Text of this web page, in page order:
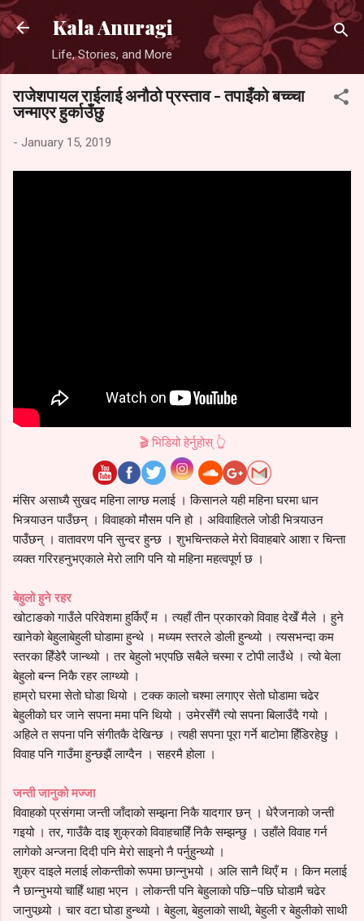
Skip to main content
Kala Anuragi
Life, Stories, and More
राजेशपायल राईलाई अनौठो प्रस्ताव - तपाइँको बच्च्चा
जन्माएर हुर्काउँछु
- January 15, 2019
🎬 भिडियो हेर्नुहोस् 👆
मंसिर असाध्यै सुखद महिना लाग्छ मलाई । किसानले यही महिना घरमा धान
भित्र्याउन पाउँछन् । विवाहको मौसम पनि हो । अविवाहितले जोडी भित्र्याउन
पाउँछन् । वातावरण पनि सुन्दर हुन्छ । शुभचिन्तकले मेरो विवाहबारे आशा र चिन्ता
व्यक्त गरिरहनुभएकाले मेरो लागि पनि यो महिना महत्वपूर्ण छ ।
बेहुलो हुने रहर
खोटाङको गाउँले परिवेशमा हुर्किएँ म । त्यहाँ तीन प्रकारको विवाह देखेँ मैले । हुने
खानेको बेहुलाबेहुली घोडामा हुन्थे । मध्यम स्तरले डोली हुन्थ्यो । त्यसभन्दा कम
स्तरका हिँडेरै जान्थ्यो । तर बेहुलो भएपछि सबैले चस्मा र टोपी लाउँथे । त्यो बेला
बेहुलो बन्न निकै रहर लाग्थ्यो ।
हाम्रो घरमा सेतो घोडा थियो । टक्क कालो चश्मा लगाएर सेतो घोडामा चढेर
बेहुलीको घर जाने सपना ममा पनि थियो । उमेरसँगै त्यो सपना बिलाउँदै गयो ।
अहिले त सपना पनि संगीतकै देखिन्छ । त्यही सपना पूरा गर्ने बाटोमा हिँडिरहेछु ।
विवाह पनि गाउँमा हुन्छझैं लाग्दैन । सहरमै होला ।
जन्ती जानुको मज्जा
विवाहको प्रसंगमा जन्ती जाँदाको सम्झना निकै यादगार छन् । धेरैजनाको जन्ती
गइयो । तर, गाउँकै दाइ शुक्रको विवाहचाहिँ निकै सम्झन्छु । उहाँले विवाह गर्न
लागेको अन्जना दिदी पनि मेरो साइनो नै पर्नुहुन्थ्यो ।
शुक्र दाइले मलाई लोकन्तीको रूपमा छान्नुभयो । अलि सानै थिएँ म । किन मलाई
नै छान्नुभयो चाहिँ थाहा भएन । लोकन्ती पनि बेहुलाको पछि–पछि घोडामै चढेर
जानुपथ्र्यो । चार वटा घोडा हुन्थ्यो । बेहुला, बेहुलाको साथी, बेहुली र बेहुलीको साथी